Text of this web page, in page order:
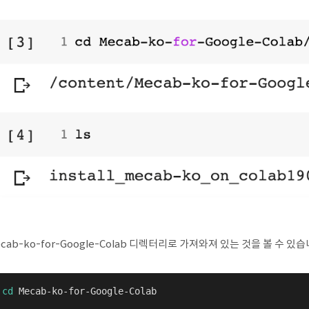
ko-for-Google-Colab 디렉터리로 가져와져 있는 것을 볼 수 있습
cd Mecab-ko-for-Google-Colab